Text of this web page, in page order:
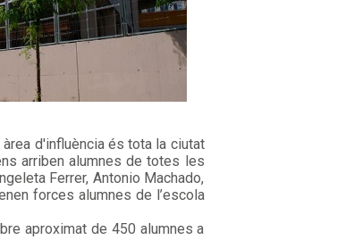
d'influència és tota la ciutat
arriben alumnes de totes les
Ferrer, Antonio Machado,
forces alumnes de l’escola
aproximat de 450 alumnes a